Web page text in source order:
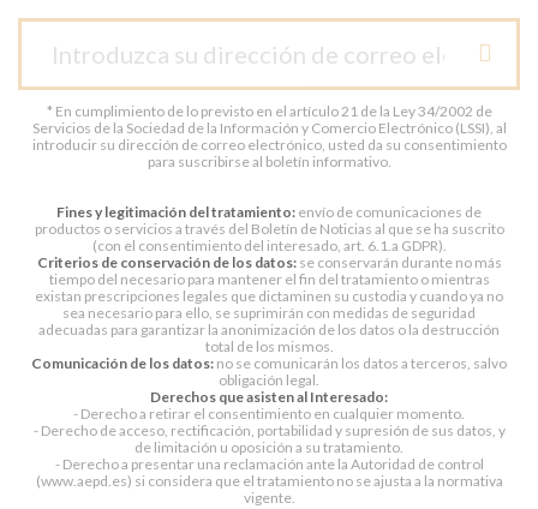
* En cumplimiento de lo previsto en el artículo 21 de la Ley 34/2002 de
Servicios de la Sociedad de la Información y Comercio Electrónico (LSSI), al
introducir su dirección de correo electrónico, usted da su consentimiento
para suscribirse al boletín informativo.
Fines y legitimación del tratamiento: envío de comunicaciones de
productos o servicios a través del Boletín de Noticias al que se ha suscrito
(con el consentimiento del interesado, art. 6.1.a GDPR).
Criterios de conservación de los datos:se conservarán durante no más
tiempo del necesario para mantener el fin del tratamiento o mientras
existan prescripciones legales que dictaminen su custodia y cuando ya no
sea necesario para ello, se suprimirán con medidas de seguridad
adecuadas para garantizar la anonimización de los datos o la destrucción
total de los mismos.
Comunicación de los datos: no se comunicarán los datos a terceros, salvo
obligación legal.
Derechos que asisten al Interesado:
- Derecho a retirar el consentimiento en cualquier momento.
- Derecho de acceso, rectificación, portabilidad y supresión de sus datos, y
de limitación u oposición a su tratamiento.
- Derecho a presentar una reclamación ante la Autoridad de control
(www.aepd.es) si considera que el tratamiento no se ajusta a la normativa
vigente.